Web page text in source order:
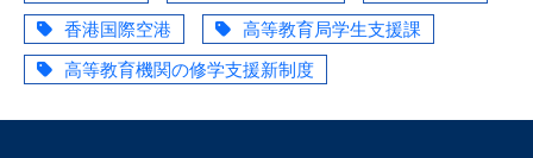
香港国際空港
高等教育局学生支援課
高等教育機関の修学支援新制度